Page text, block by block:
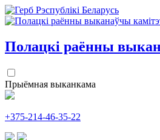
Полацкі раённы
Прыёмная выканкама
+375-214-46-35-22